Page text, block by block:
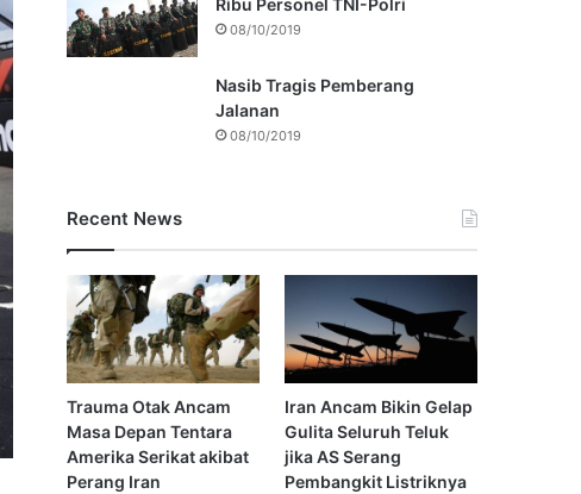
Ribu Personel TNI-Polri
08/10/2019
Nasib Tragis Pemberang
Jalanan
08/10/2019
Recent News
Trauma Otak Ancam
Masa Depan Tentara
Amerika Serikat akibat
Perang Iran
Iran Ancam Bikin Gelap
Gulita Seluruh Teluk
jika AS Serang
Pembangkit Listriknya